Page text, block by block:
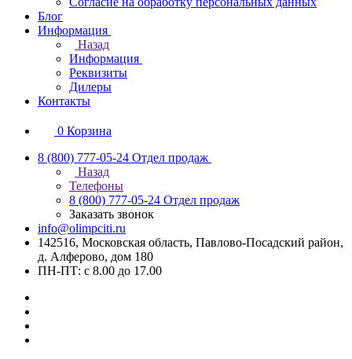
Блог
Информация
Назад
Информация
Реквизиты
Дилеры
Контакты
0 Корзина
8 (800) 777-05-24 Отдел продаж
Назад
Телефоны
8 (800) 777-05-24 Отдел продаж
Заказать звонок
info@olimpciti.ru
142516, Московская область, Павлово-Посадский район,
д. Алферово, дом 180
ПН-ПТ: с 8.00 до 17.00